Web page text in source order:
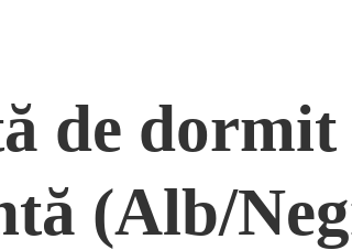
de
(Alb/